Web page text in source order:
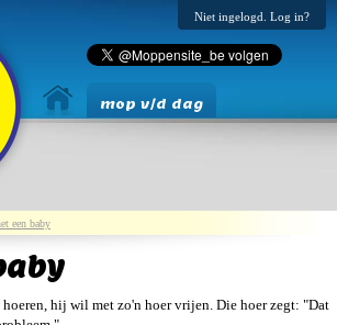
Niet ingelogd. Log in?
mop v/d dag
een baby
hij wil met zo'n hoer vrijen. Die hoer zegt: "Dat